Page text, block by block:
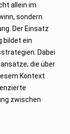
allein im
sondern
Der Einsatz
bildet ein
Dabei
die über
Kontext
zwischen